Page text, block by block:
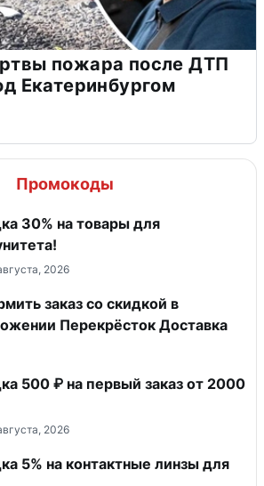
пожара после ДТП
Екатеринбургом
Промокоды
30% на товары для
2026
заказ со скидкой в
Перекрёсток Доставка
500 ₽ на первый заказ от 2000
2026
5% на контактные линзы для